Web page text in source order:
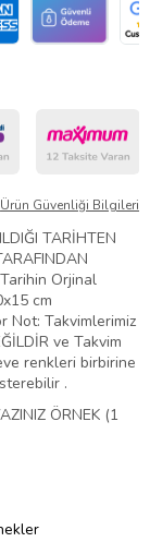
Ürün Güvenliği Bilgileri
TARİHTEN
Orjinal
cm
Not: Takvimlerimiz
ve Takvim
renkleri birbirine
.
ÖRNEK (1